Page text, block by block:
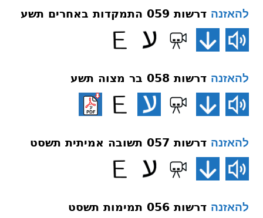
להאזנה דרשות 059 התמקדות באחרים תשע
להאזנה דרשות 058 בר מצוה תשע
להאזנה דרשות 057 תשובה אמיתית תשסט
להאזנה דרשות 056 תמימות תשסט